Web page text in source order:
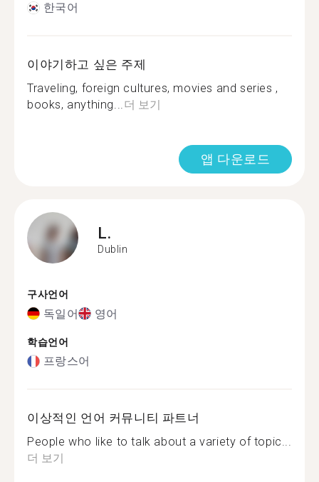
한국어
이야기하고 싶은 주제
Traveling, foreign cultures, movies and series ,
books, anything...더 보기
앱 다운로드
L.
Dublin
구사언어
독일어 영어
학습언어
프랑스어
이상적인 언어 커뮤니티 파트너
People who like to talk about a variety of topic...
더 보기